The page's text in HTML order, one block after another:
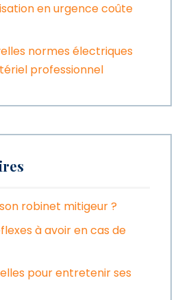
en urgence coûte
normes électriques
professionnel
robinet mitigeur ?
à avoir en cas de
pour entretenir ses